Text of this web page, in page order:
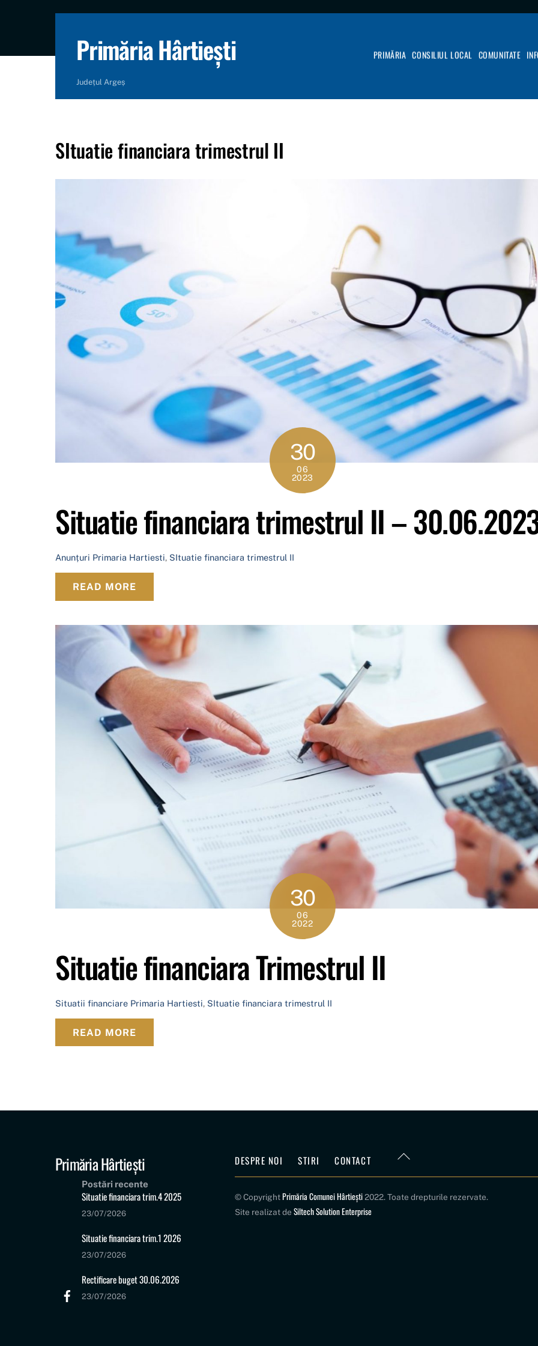
Primăria Hârtiești
Județul Argeș
PRIMĂRIA CONSILIUL LOCAL COMUNITATE
SItuatie financiara trimestrul II
30
06
2023
Situatie financiara trimestrul II –
Anunțuri Primaria Hartiesti, SItuatie financiara trimestrul II
READ MORE
30
06
2022
Situatie financiara Trimestrul II
Situatii financiare Primaria Hartiesti, SItuatie financiara trimestrul II
READ MORE
Back
Primăria Hârtiești
Postări recente
Situatie financiara trim.4 2025
23/07/2026
Situatie financiara trim.1 2026
23/07/2026
Rectificare buget 30.06.2026
23/07/2026
DESPRE NOI STIRI CONTACT
© Copyright Primăria Comunei Hârtiești2022. Toate drepturile rezervate.
Site realizat deSiltech Solution Enterprise